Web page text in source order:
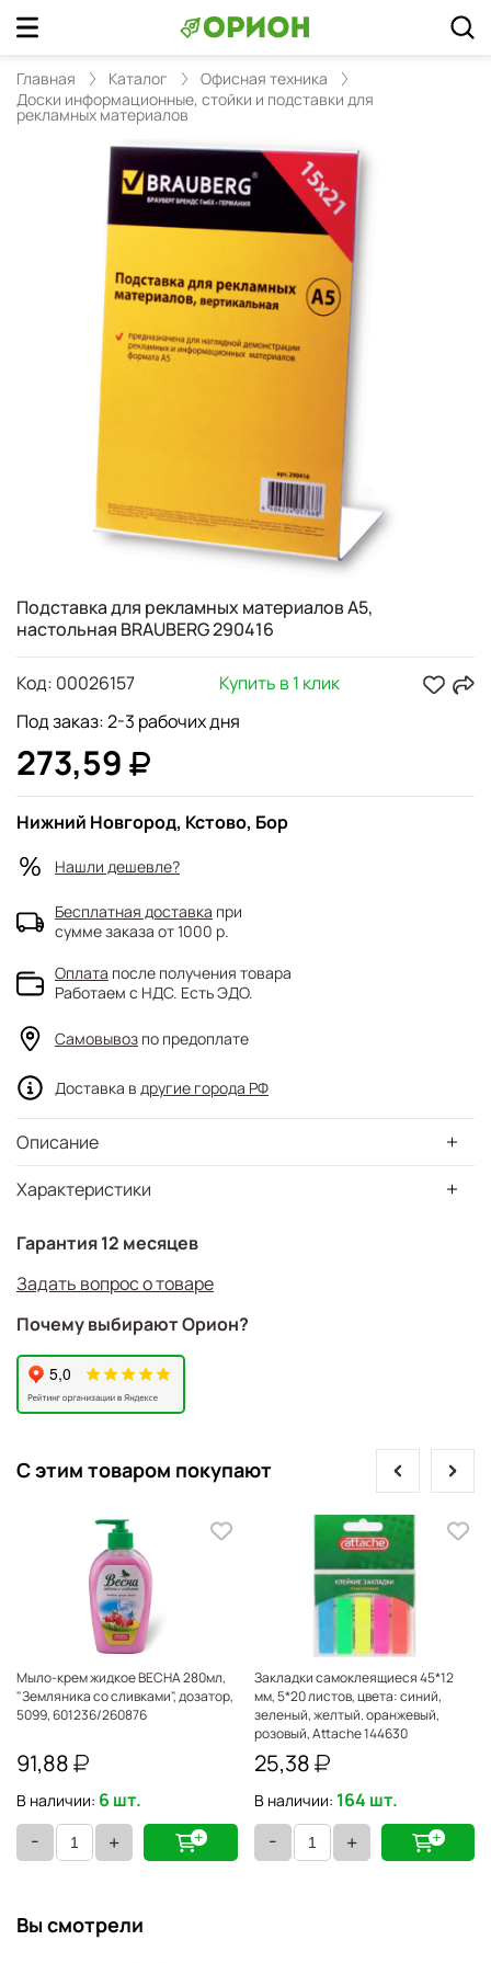
Главная Каталог
Офисная техника
Доски информационные, стойки и подставки для
рекламных материалов
Подставка для рекламных материалов А5,
настольная BRAUBERG 290416
Характеристики
Описание
Гарантия 12 месяцев
Задать вопрос о товаре
Почему выбирают Орион?
Под заказ: 2-3 рабочих дня
273,59
Код: 00026157 Купить в 1 клик
Нижний Новгород, Кстово, Бор
Нашли дешевле?
Бесплатная доставка при
сумме заказа от 1000 р.
Оплата после получения товара
Работаем с НДС. Есть ЭДО.
Самовывоз по предоплате
Доставка в другие города РФ
С этим товаром покупают
Мыло-крем жидкое ВЕСНА 280мл,
"Земляника со сливками", дозатор,
5099, 601236/260876
91,88
В наличии: 6 шт.
- +
Закладки самоклеящиеся 45*12
мм, 5*20 листов, цвета: синий,
зеленый, желтый. оранжевый,
розовый, Attache 144630
25,38
В наличии: 164 шт.
- +
prev next
Вы смотрели